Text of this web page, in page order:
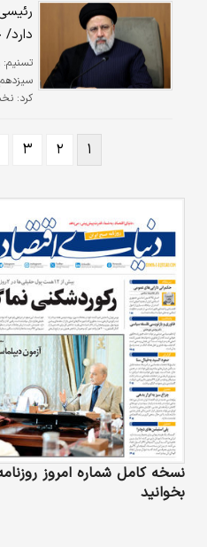
تسنیم:
کرد:
۱ ۲ ۳
نسخه کامل شماره امروز
بخوانید